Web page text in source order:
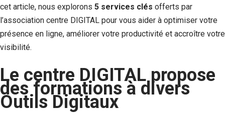
cet article, nous explorons 5 services clés offerts par
l’association centre DIGITAL pour vous aider à optimiser votre
présence en ligne, améliorer votre productivité et accroître votre
visibilité.
Le centre DIGITAL propose
des formations à divers
Outils Digitaux